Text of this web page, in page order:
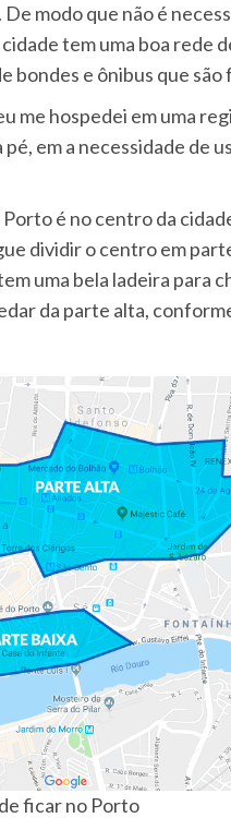
modo que não é
tem uma boa rede
bondes e ônibus que são
me hospedei em uma
em a necessidade de
é no centro da
dividir o centro em
uma bela ladeira para
da parte alta,
ficar no Porto